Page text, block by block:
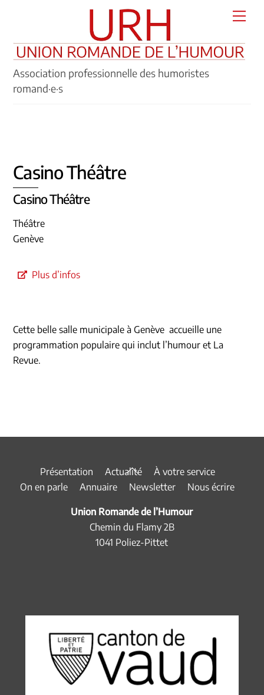
Association professionnelle des humoristes
romand·e·s
Casino Théâtre
Casino Théâtre
Théâtre
Genève
Plus d’infos
Cette belle salle municipale à Genève accueille une
programmation populaire qui inclut l’humour et La
Revue.
Back
To
Présentation Actualité
À votre service
On en parle
Annuaire Newsletter Nous écrire
Union Romande de l’Humour
Chemin du Flamy 2B
1041 Poliez-Pittet